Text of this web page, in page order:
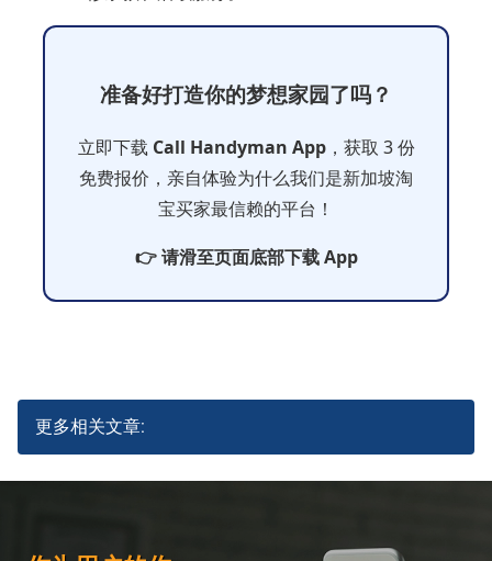
准备好打造你的梦想家园了吗？
立即下载 Call Handyman App，获取 3 份
免费报价，亲自体验为什么我们是新加坡淘
宝买家最信赖的平台！
👉 请滑至页面底部下载 App
更多相关文章: